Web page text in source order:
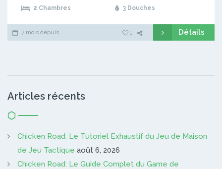
2 Chambres 3 Douches
7 mois depuis 1 Détails
Articles récents
Chicken Road: Le Tutoriel Exhaustif du Jeu de Maison
de Jeu Tactique août 6, 2026
Chicken Road: Le Guide Complet du Game de